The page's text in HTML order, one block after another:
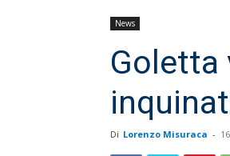
News
Goletta
Di Lorenzo Misuraca -